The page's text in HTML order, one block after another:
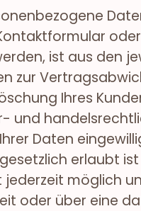
ist aus den
zur
Ihres
und
Daten
erlaubt
jederzeit möglich
oder über eine